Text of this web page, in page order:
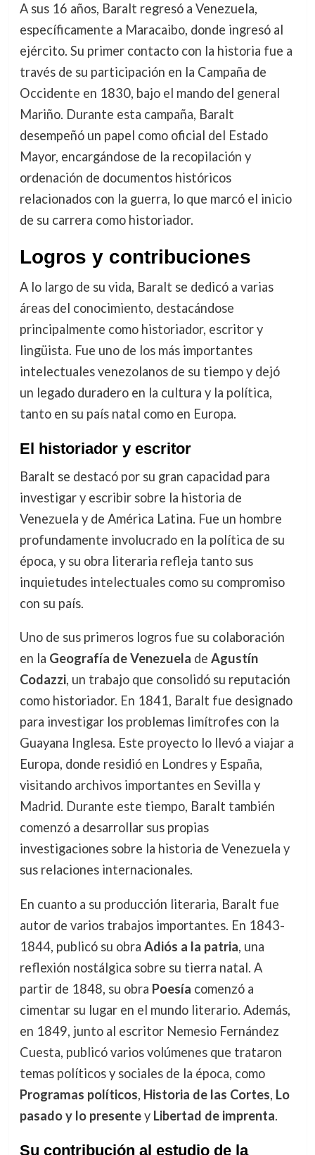
A sus 16 años, Baralt regresó a Venezuela,
específicamente a Maracaibo, donde ingresó al
ejército. Su primer contacto con la historia fue a
través de su participación en la Campaña de
Occidente en 1830, bajo el mando del general
Mariño. Durante esta campaña, Baralt
desempeñó un papel como oficial del Estado
Mayor, encargándose de la recopilación y
ordenación de documentos históricos
relacionados con la guerra, lo que marcó el inicio
de su carrera como historiador.
Logros y contribuciones
A lo largo de su vida, Baralt se dedicó a varias
áreas del conocimiento, destacándose
principalmente como historiador, escritor y
lingüista. Fue uno de los más importantes
intelectuales venezolanos de su tiempo y dejó
un legado duradero en la cultura y la política,
tanto en su país natal como en Europa.
El historiador y escritor
Baralt se destacó por su gran capacidad para
investigar y escribir sobre la historia de
Venezuela y de América Latina. Fue un hombre
profundamente involucrado en la política de su
época, y su obra literaria refleja tanto sus
inquietudes intelectuales como su compromiso
con su país.
Uno de sus primeros logros fue su colaboración
en la Geografía de Venezuela de Agustín
Codazzi, un trabajo que consolidó su reputación
como historiador. En 1841, Baralt fue designado
para investigar los problemas limítrofes con la
Guayana Inglesa. Este proyecto lo llevó a viajar a
Europa, donde residió en Londres y España,
visitando archivos importantes en Sevilla y
Madrid. Durante este tiempo, Baralt también
comenzó a desarrollar sus propias
investigaciones sobre la historia de Venezuela y
sus relaciones internacionales.
En cuanto a su producción literaria, Baralt fue
autor de varios trabajos importantes. En 1843-
1844, publicó su obra Adiós a la patria, una
reflexión nostálgica sobre su tierra natal. A
partir de 1848, su obra Poesía comenzó a
cimentar su lugar en el mundo literario. Además,
en 1849, junto al escritor Nemesio Fernández
Cuesta, publicó varios volúmenes que trataron
temas políticos y sociales de la época, como
Programas políticos, Historia de las Cortes, Lo
pasado y lo presentey Libertad de imprenta.
Su contribución al estudio de la